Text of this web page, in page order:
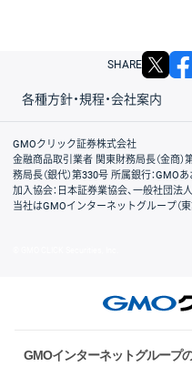
SHARE
各種方針・規程・会社案内
取引規程・約款
サイトマップ
その他のご案内
個人情報保護方針
最良執行方針
サイトのご利用について
ディスクレイマー
信託保全
リスク説明
会社案内
GMOクリック証券株式会社
金融商品取引業者 関東財務局長（金商
務局長（銀代）第330号 所属銀行：GMO
加入協会：日本証券業協会、一般社団
当社はGMOインターネットグループ（
GMOインターネットグループ